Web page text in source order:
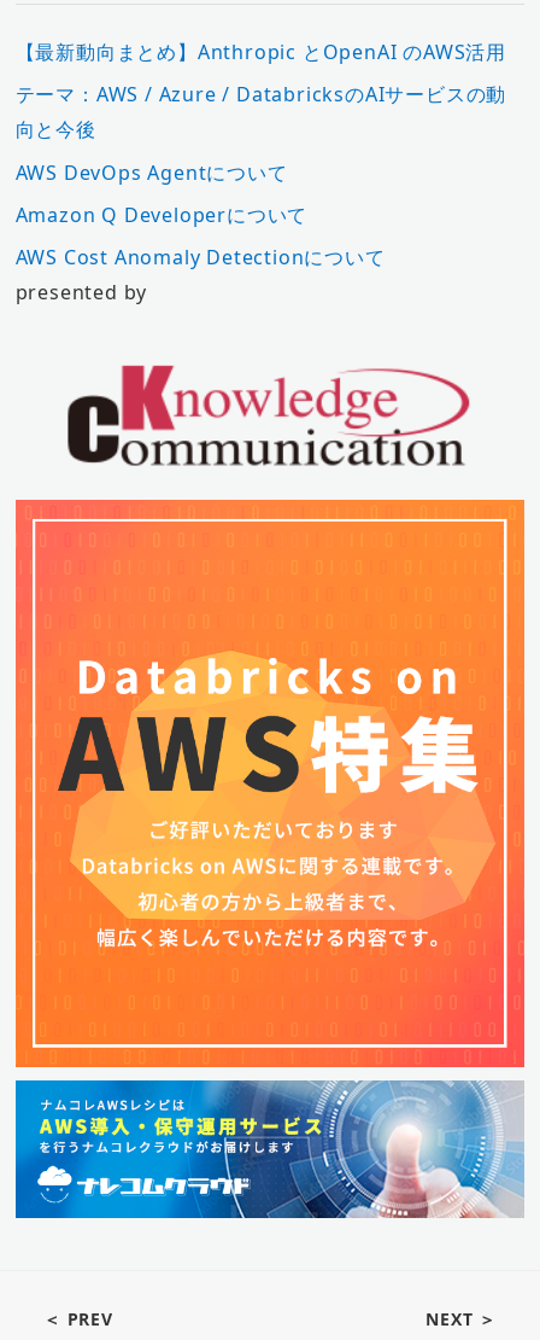
【最新動向まとめ】Anthropic とOpenAI のAWS活用
テーマ：AWS / Azure / DatabricksのAIサービスの動
向と今後
AWS DevOps Agentについて
Amazon Q Developerについて
AWS Cost Anomaly Detectionについて
presented by
＜ PREV NEXT ＞